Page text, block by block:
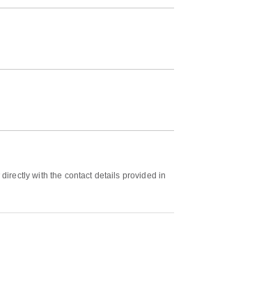
with the contact details provided in